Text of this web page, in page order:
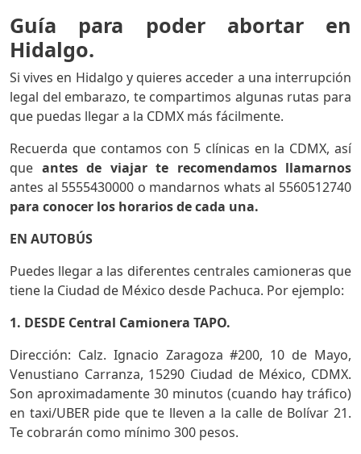
Guía para poder abortar en
Hidalgo.
Si vives en Hidalgo y quieres acceder a una interrupción
legal del embarazo, te compartimos algunas rutas para
que puedas llegar a la CDMX más fácilmente.
Recuerda que contamos con 5 clínicas en la CDMX, así
que antes de viajar te recomendamos llamarnos
antes al 5555430000 o mandarnos whats al 5560512740
para conocer los horarios de cada una.
EN AUTOBÚS
Puedes llegar a las diferentes centrales camioneras que
tiene la Ciudad de México desde Pachuca. Por ejemplo:
1. DESDE Central Camionera TAPO.
Dirección: Calz. Ignacio Zaragoza #200, 10 de Mayo,
Venustiano Carranza, 15290 Ciudad de México, CDMX.
Son aproximadamente 30 minutos (cuando hay tráfico)
en taxi/UBER pide que te lleven a la calle de Bolívar 21.
Te cobrarán como mínimo 300 pesos.